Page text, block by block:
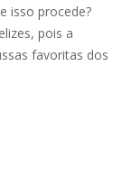
isso procede?
pois a
favoritas dos